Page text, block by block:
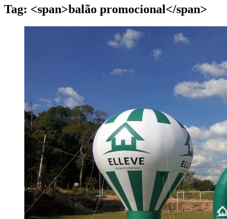
Tag: <span>balão promocional</span>